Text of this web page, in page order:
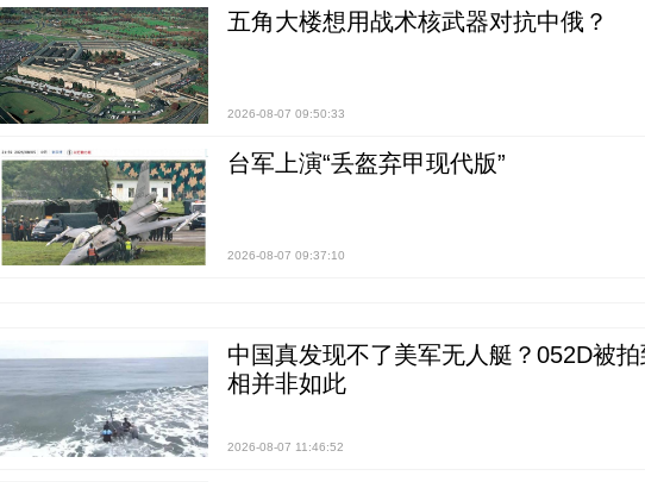
五角大楼想用战术核武器对抗中俄？
2026-08-07 09:50:33
台军上演“丢盔弃甲现代版”
2026-08-07 09:37:10
中国真发现不了美军无人艇？052D被
相并非如此
2026-08-07 11:46:52